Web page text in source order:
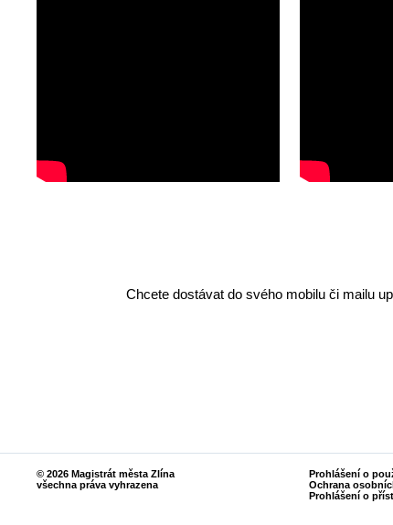
Chcete dostávat do svého mobilu či mailu
© 2026 Magistrát města Zlína
všechna práva vyhrazena
Prohlášení o
Ochrana
Prohlášení o